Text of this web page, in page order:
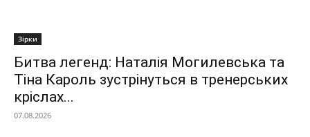
Зірки
Битва легенд: Наталія Могилевська та
Тіна Кароль зустрінуться в тренерських
кріслах...
07.08.2026